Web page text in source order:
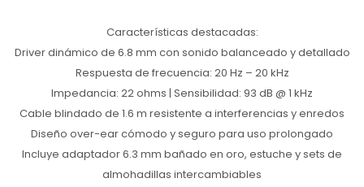
Características destacadas:
Driver dinámico de 6.8 mm con sonido balanceado y detallado
Respuesta de frecuencia: 20 Hz – 20 kHz
Impedancia: 22 ohms | Sensibilidad: 93 dB @ 1 kHz
Cable blindado de 1.6 m resistente a interferencias y enredos
Diseño over-ear cómodo y seguro para uso prolongado
Incluye adaptador 6.3 mm bañado en oro, estuche y sets de
almohadillas intercambiables